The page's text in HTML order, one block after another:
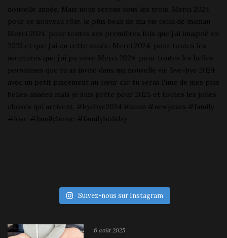
Suivez-nous sur Instagram
6 août 2025